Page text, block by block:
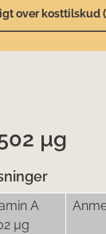
over kosttilskud
µg
A
µg